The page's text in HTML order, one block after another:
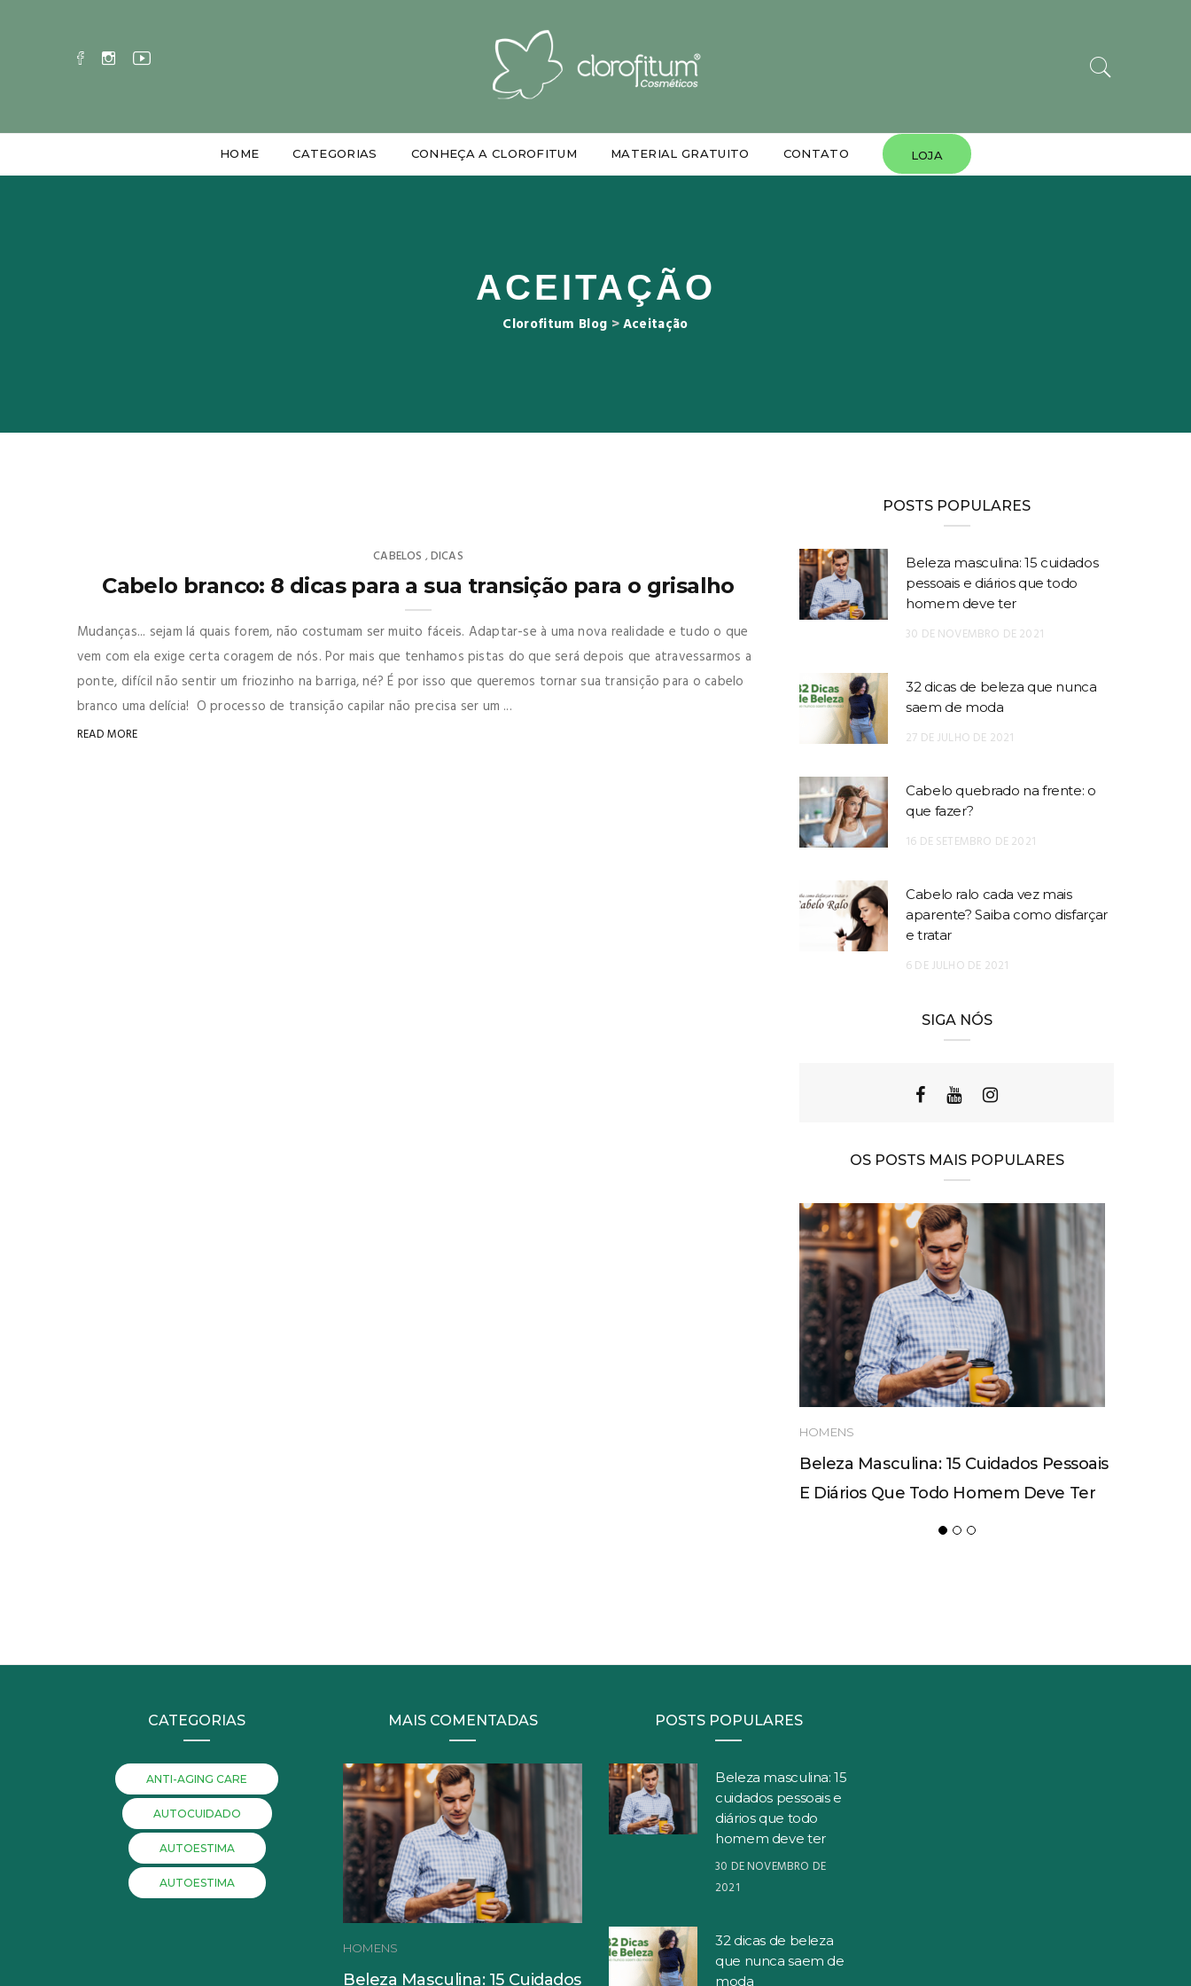
HOME CATEGORIAS CONHEÇA A CLOROFITUM MATERIAL GRATUITO CONTATO LOJA
ACEITAÇÃO
Clorofitum Blog >Aceitação
CABELOS ,DICAS
Cabelo branco: 8 dicas para a sua transição para o grisalho
Mudanças... sejam lá quais forem, não costumam ser muito fáceis. Adaptar-se à uma nova realidade e tudo o que
vem com ela exige certa coragem de nós. Por mais que tenhamos pistas do que será depois que atravessarmos a
ponte, difícil não sentir um friozinho na barriga, né? É por isso que queremos tornar sua transição para o cabelo
branco uma delícia! O processo de transição capilar não precisa ser um ...
READ MORE
POSTS POPULARES
Beleza masculina: 15 cuidados
pessoais e diários que todo
homem deve ter
30 DE NOVEMBRO DE 2021
32 dicas de beleza que nunca
saem de moda
27 DE JULHO DE 2021
Cabelo quebrado na frente: o
que fazer?
16 DE SETEMBRO DE 2021
Cabelo ralo cada vez mais
aparente? Saiba como disfarçar
e tratar
6 DE JULHO DE 2021
SIGA NÓS
OS POSTS MAIS POPULARES
HOMENS
Beleza Masculina: 15 Cuidados Pessoais
E Diários Que Todo Homem Deve Ter
CATEGORIAS
ANTI-AGING CARE
AUTOCUIDADO
AUTOESTIMA
AUTOESTIMA
MAIS COMENTADAS
HOMENS
Beleza Masculina: 15 Cuidados
POSTS POPULARES
Beleza masculina: 15
cuidados pessoais e
diários que todo
homem deve ter
30 DE NOVEMBRO DE
2021
32 dicas de beleza
que nunca saem de
moda